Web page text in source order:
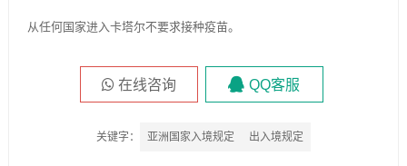
从任何国家进入卡塔尔不要求接种疫苗。
在线咨询 QQ客服
关键字： 亚洲国家入境规定 出入境规定